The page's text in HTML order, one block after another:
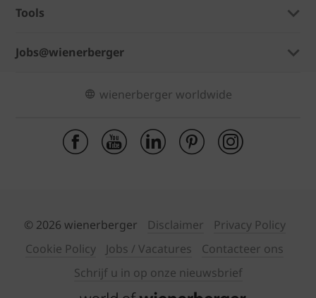
Tools
Jobs@wienerberger
wienerberger worldwide
© 2026 wienerberger Disclaimer
Privacy Policy
Cookie Policy
Jobs / Vacatures
Contacteer ons
Schrijf u in op onze nieuwsbrief